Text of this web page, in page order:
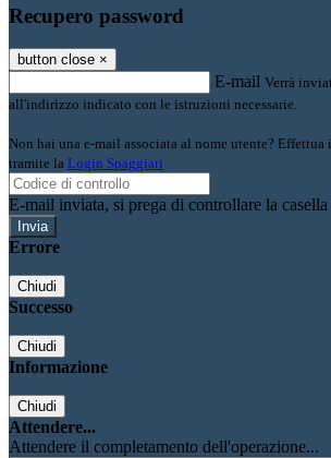
Recupero password
button close ×
E-mail Verrà
all'indirizzo indicato con le istruzioni necessarie.
Non hai una e-mail associata al nome utente? Effettua
tramite la Login Spaggiari
E-mail inviata, si prega di controllare la
Errore
Chiudi
Successo
Chiudi
Informazione
Chiudi
Attendere...
Attendere il completamento dell'operazione...